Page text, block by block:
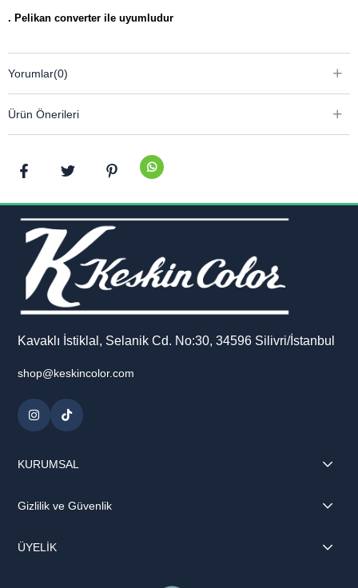
. Pelikan converter ile uyumludur
Yorumlar(0)
Ürün Önerileri
Kavaklı İstiklal, Selanik Cd. No:30, 34596 Silivri/İstanbul
shop@keskincolor.com
KURUMSAL
Gizlilik ve Güvenlik
ÜYELİK